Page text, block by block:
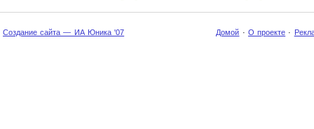
Создание сайта — ИА Юника '07 Домой · О проекте ·